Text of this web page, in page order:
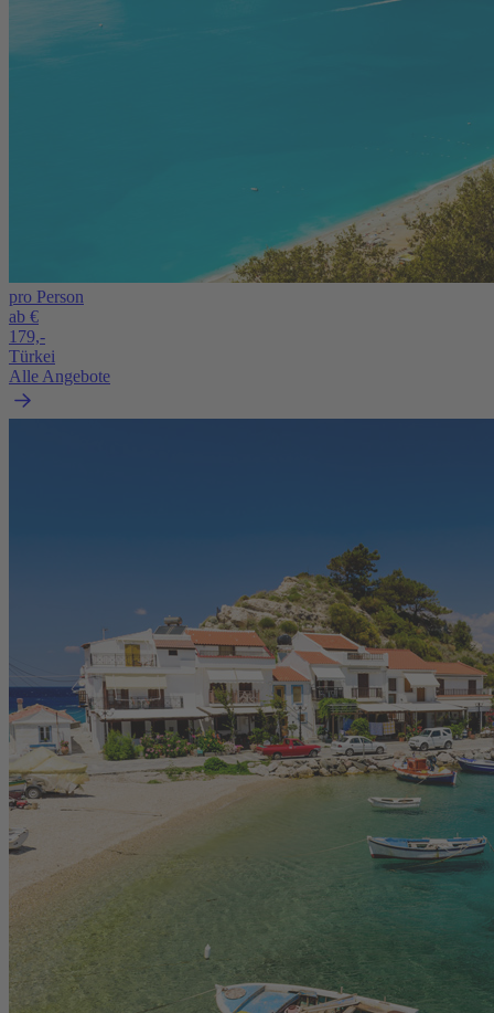
pro Person
ab €
179,-
Türkei
Alle Angebote